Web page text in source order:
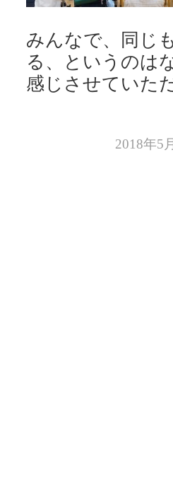
みんなで、同じ
る、というのは
感じさせていた
2018年5